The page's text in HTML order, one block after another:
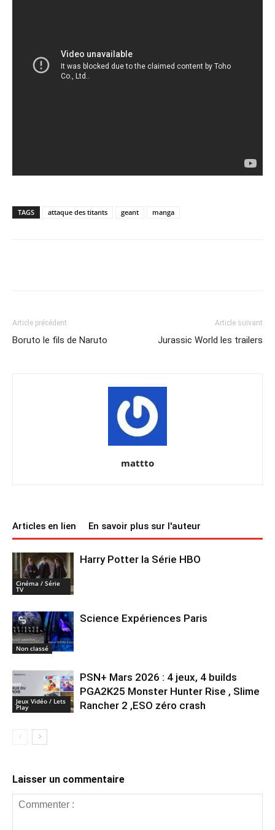
TAGS attaque des titants geant manga
Article précédent
Boruto le fils de Naruto
Article suivant
Jurassic World les trailers
mattto
Articles en lien En savoir plus sur l'auteur
Cinéma / Série
TV
Harry Potter la Série HBO
Non classé
Science Expériences Paris
Jeux Vidéo / Lets
Play
PSN+ Mars 2026 : 4 jeux, 4 builds
PGA2K25 Monster Hunter Rise , Slime
Rancher 2 ,ESO zéro crash
Laisser un commentaire